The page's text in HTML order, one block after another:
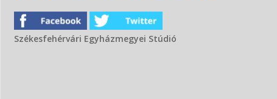
Székesfehérvári Egyházmegyei Stúdió